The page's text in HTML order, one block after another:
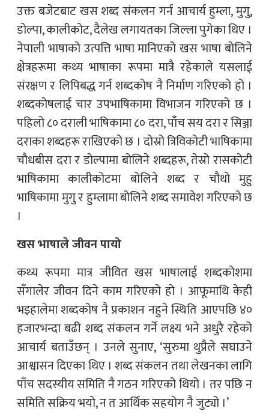
उक्त बजेटबाट खस शब्द संकलन गर्न आचार्य हुम्ला, मुगु,
डोल्पा, कालीकोट, दैलेख लगायतका जिल्ला पुगेका थिए ।
नेपाली भाषाको उत्पत्ति भाषा मानिएको खस भाषा बोलिने
क्षेत्रहरूमा कथ्य भाषाका रूपमा मात्रै रहेकाले यसलाई
संरक्षण र लिपिबद्ध गर्न शब्दकोष नै निर्माण गरिएको हो ।
शब्दकोषलाई चार उपभाषिकामा विभाजन गरिएको छ ।
पहिलो ८० दराली भाषिकामा ८० दरा, पाँच सय दरा र सिञ्जा
दराका शब्दहरू राखिएको छ । दोस्रो त्रिविकोटी भाषिकामा
चौधबीस दरा र डोल्पामा बोलिने शब्दहरू, तेस्रो रासकोटी
भाषिकामा कालीकोटमा बोलिने शब्द र चौथो मुहु
भाषिकामा मुगु र हुम्लामा बोलिने शब्द समावेश गरिएको छ
।
खस भाषाले जीवन पायो
कथ्य रूपमा मात्र जीवित खस भाषालाई शब्दकोशमा
सँगालेर जीवन दिने काम गरिएको हो । आफूमाथि केही
भइहालेमा शब्दकोष नै प्रकाशन नहुने स्थिति आएपछि ४०
हजारभन्दा बढी शब्द संकलन गर्ने लक्ष्य भने अधुरै रहेको
आचार्य बताउँछन् । उनले सुनाए, ‘सुरुमा थुप्रैले सघाउने
आश्वासन दिएका थिए । शब्द संकलन तथा लेखनका लागि
पाँच सदस्यीय समिति नै गठन गरिएको थियो । तर पछि न
समिति सक्रिय भयो, न त आर्थिक सहयोग नै जुट्यो ।’